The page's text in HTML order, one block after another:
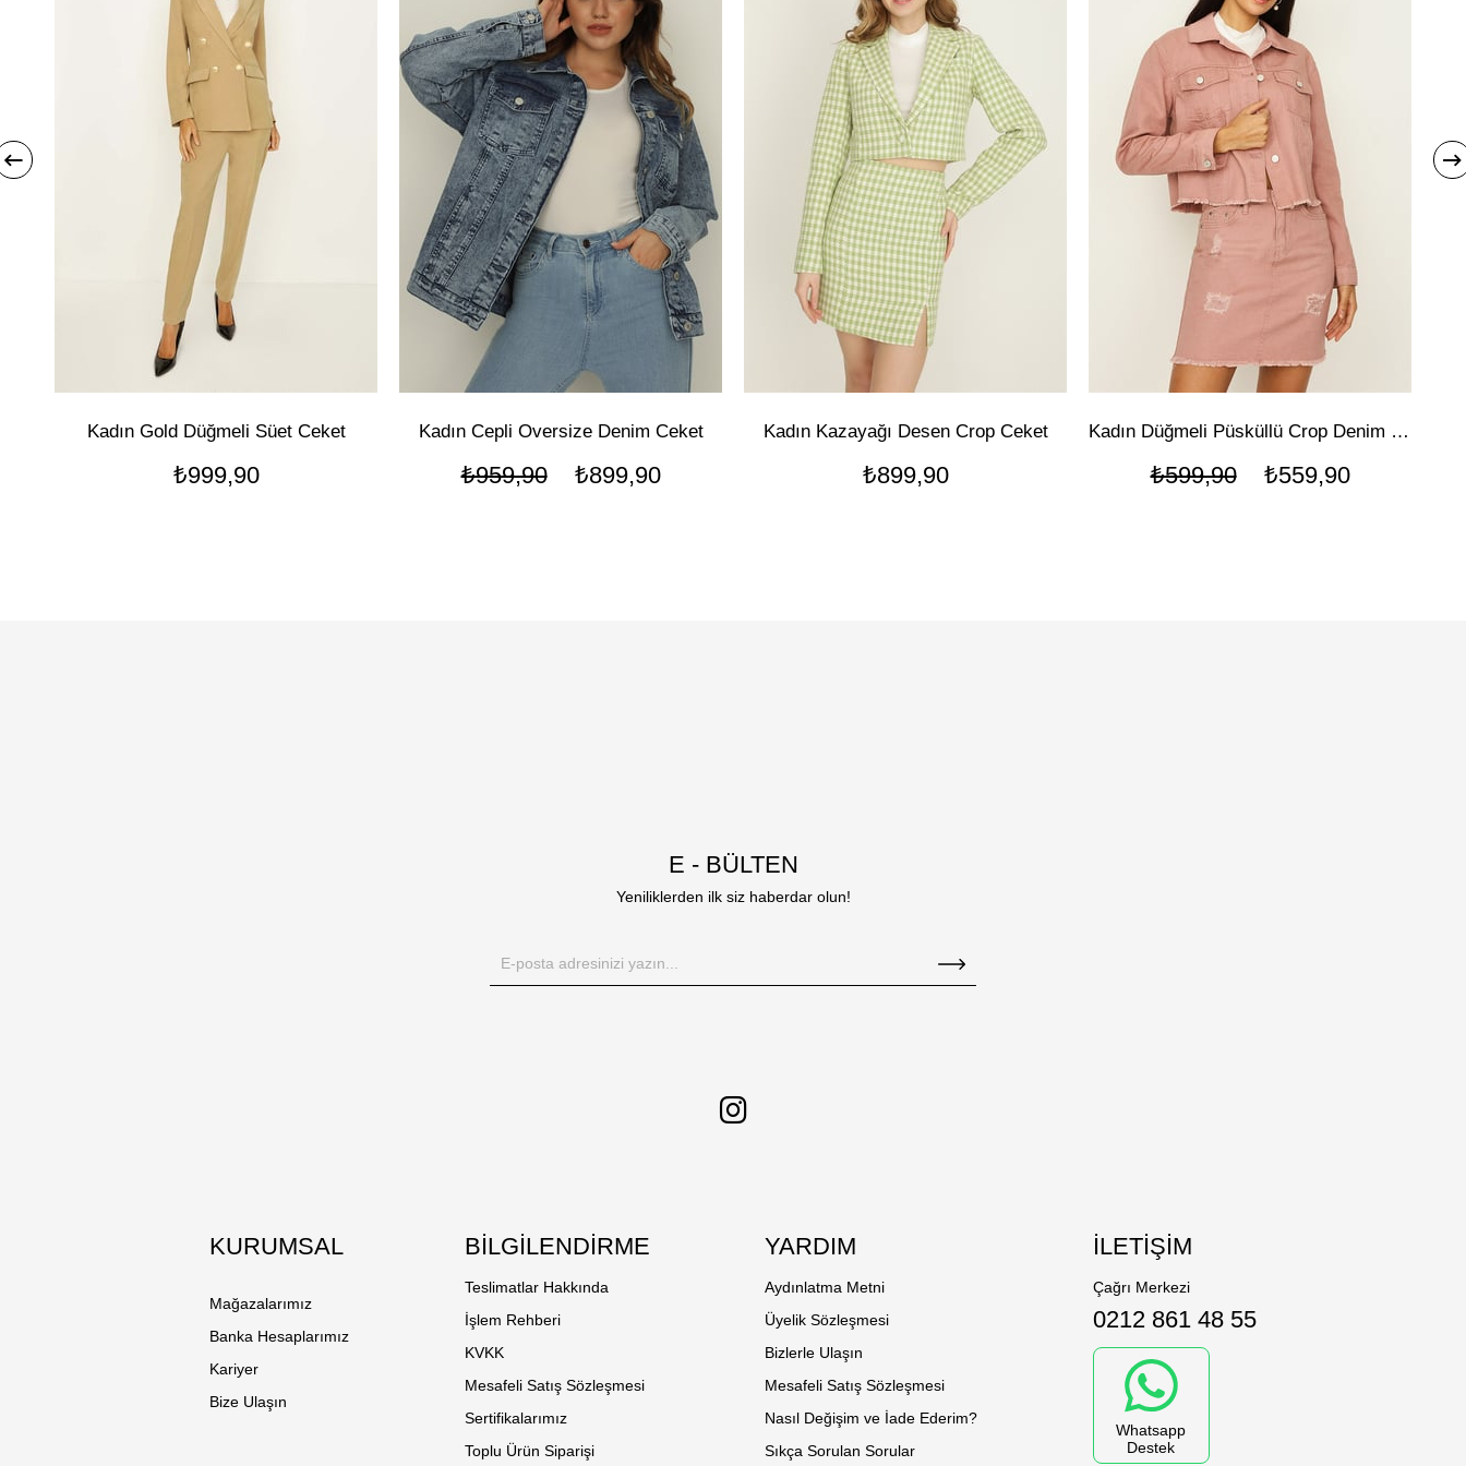
Kadın Gold Düğmeli Süet Ceket
₺999,90
Kadın Cepli Oversize Denim Ceket
₺899,90
₺959,90
Kadın Kazayağı Desen Crop Ceket
₺899,90
Kadın Düğmeli Püsküllü Crop Denim Ceket
₺559,90
₺599,90
E - BÜLTEN
Yeniliklerden ilk siz haberdar olun!
KURUMSAL
Mağazalarımız
Banka Hesaplarımız
Kariyer
Bize Ulaşın
BİLGİLENDİRME
Teslimatlar Hakkında
İşlem Rehberi
KVKK
Mesafeli Satış Sözleşmesi
Sertifikalarımız
Toplu Ürün Siparişi
YARDIM
Aydınlatma Metni
Üyelik Sözleşmesi
Bizlerle Ulaşın
Mesafeli Satış Sözleşmesi
Nasıl Değişim ve İade Ederim?
Sıkça Sorulan Sorular
İLETİŞİM
Çağrı Merkezi
0212 861 48 55
Whatsapp
Destek